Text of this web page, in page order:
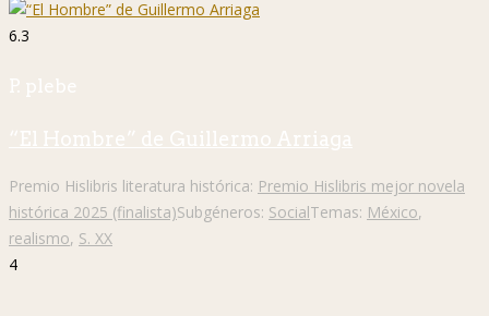
6.3
P. plebe
“El Hombre” de Guillermo Arriaga
Premio Hislibris literatura histórica: Premio Hislibris mejor novela
histórica 2025 (finalista)Subgéneros: SocialTemas: México,
realismo, S. XX
4